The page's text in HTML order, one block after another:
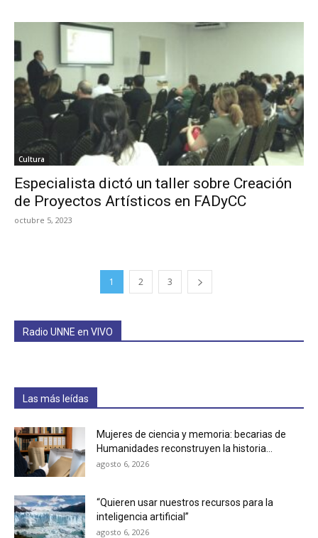
Cultura
Especialista dictó un taller sobre Creación
de Proyectos Artísticos en FADyCC
octubre 5, 2023
1 2 3
Radio UNNE en VIVO
Las más leídas
Mujeres de ciencia y memoria: becarias de
Humanidades reconstruyen la historia...
agosto 6, 2026
“Quieren usar nuestros recursos para la
inteligencia artificial”
agosto 6, 2026